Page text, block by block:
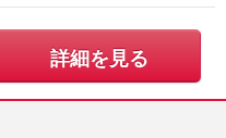
詳細を見る